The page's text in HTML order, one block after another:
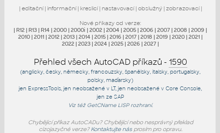
| editační| informační| kreslicí| nastavovací| obslužný| zobrazovací|
Nové příkazy od verze:
| R12 | R13 | R14 | 2000 | 2000i | 2002 | 2004 | 2005 | 2006 | 2007 | 2008 | 2009 |
2010 | 2011 | 2012 | 2013 | 2014 | 2015 | 2016 | 2017 | 2018 | 2019 | 2020 | 2021 |
2022 | 2023 | 2024 | 2025 | 2026 | 2027 |
Přehled všech AutoCAD příkazů - 1590
(anglicky, česky, německy, francouzsky, španělsky, italsky, portugalsky,
polsky, maďarsky)
jen ExpressTools , jen neobsažené v LT, jen neobsažené v Core Console
jen ze SAP
Viz též GetCNameLISP rozhraní.
Chybějící příkaz AutoCADu? Chybějící nebo nesprávný překlad
cizojazyčné verze? Kontaktujte násprosím pro opravu.